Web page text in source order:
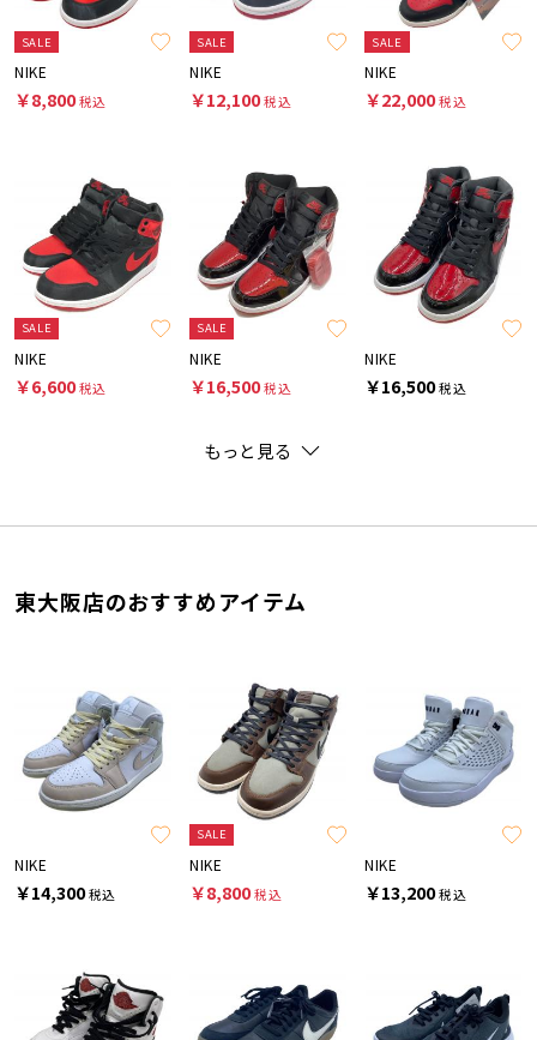
SALE
NIKE
￥8,800税込
SALE
NIKE
￥12,100税込
SALE
NIKE
￥22,000税込
SALE
NIKE
￥6,600税込
SALE
NIKE
￥16,500税込
NIKE
￥16,500税込
もっと見る
東大阪店のおすすめアイテム
NIKE
￥14,300税込
SALE
NIKE
￥8,800税込
NIKE
￥13,200税込